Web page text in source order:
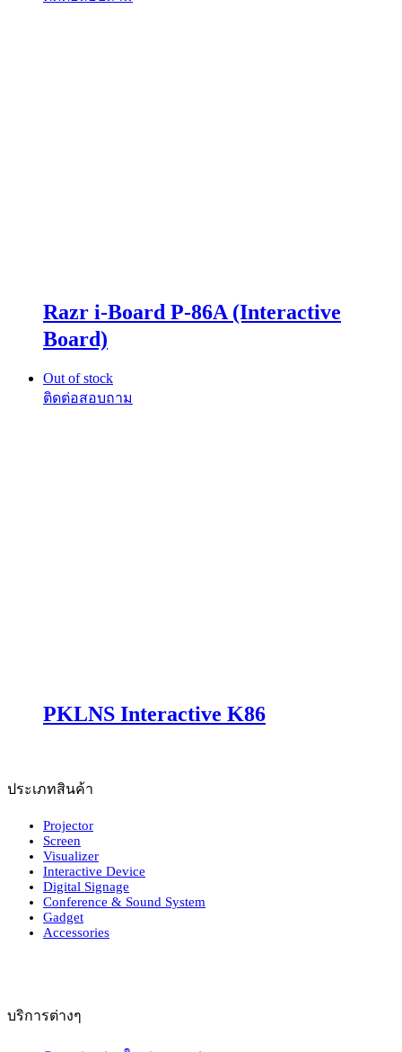
Razr i-Board P-86A (Interactive
Board)
Out of stock
PKLNS Interactive K86
ประเภทสินค้า
Projector
Screen
Visualizer
Interactive Device
Digital Signage
Conference & Sound System
Gadget
Accessories
บริการต่างๆ